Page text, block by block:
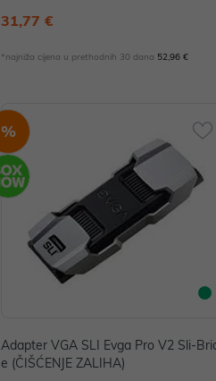
31,77 €
*najniža cijena u prethodnih 30 dana 52,96 €
%
Adapter VGA SLI Evga Pro V2 Sli-
e (ČIŠĆENJE ZALIHA)